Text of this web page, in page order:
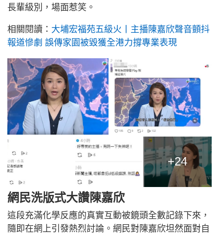
長輩級別，場面惹笑。
相關閱讀： 大埔宏福苑五級火丨主播陳嘉欣聲音顫抖
報道慘劇 誤傳家園被毀獲全港力撐專業表現
+24
網民洗版式大讚陳嘉欣
這段充滿化學反應的真實互動被鏡頭全數記錄下來，
隨即在網上引發熱烈討論。網民對陳嘉欣坦然面對自